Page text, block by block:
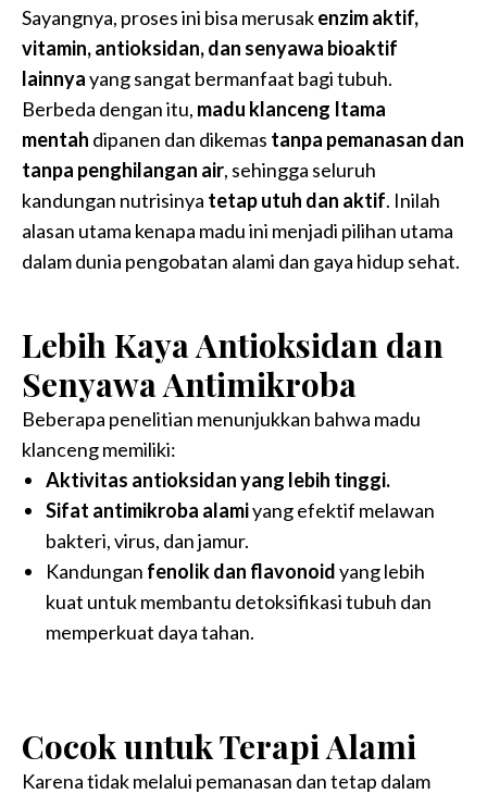
Sayangnya, proses ini bisa merusakenzim aktif,
vitamin, antioksidan, dan senyawa bioaktif
lainnyayang sangat bermanfaat bagi tubuh.
Berbeda dengan itu, madu klanceng Itama
mentah dipanen dan dikemas tanpa pemanasan dan
tanpa penghilangan air, sehingga seluruh
kandungan nutrisinya tetap utuh dan aktif. Inilah
alasan utama kenapa madu ini menjadi pilihan utama
dalam dunia pengobatan alami dan gaya hidup sehat.
Lebih Kaya Antioksidan dan
Senyawa Antimikroba
Beberapa penelitian menunjukkan bahwa madu
klanceng memiliki:
Aktivitas antioksidan yang lebih tinggi.
Sifat antimikroba alamiyang efektif melawan
bakteri, virus, dan jamur.
Kandungan fenolik dan flavonoidyang lebih
kuat untuk membantu detoksifikasi tubuh dan
memperkuat daya tahan.
Cocok untuk Terapi Alami
Karena tidak melalui pemanasan dan tetap dalam